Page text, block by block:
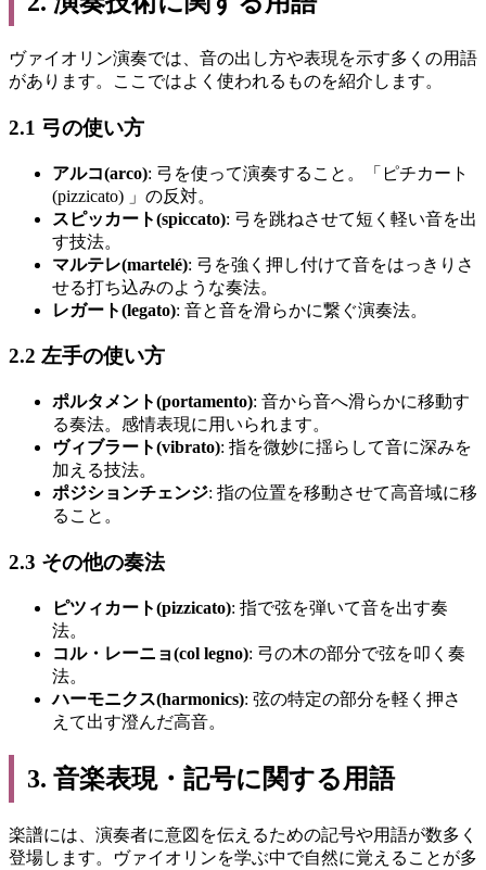
ヴァイオリン演奏では、音の出し方や表現を示す多くの用語
があります。ここではよく使われるものを紹介します。
2.1 弓の使い方
アルコ(arco): 弓を使って演奏すること。「ピチカート
(pizzicato) 」の反対。
スピッカート(spiccato): 弓を跳ねさせて短く軽い音を出
す技法。
マルテレ(martelé): 弓を強く押し付けて音をはっきりさ
せる打ち込みのような奏法。
レガート(legato): 音と音を滑らかに繋ぐ演奏法。
2.2 左手の使い方
ポルタメント(portamento): 音から音へ滑らかに移動す
る奏法。感情表現に用いられます。
ヴィブラート(vibrato): 指を微妙に揺らして音に深みを
加える技法。
ポジションチェンジ: 指の位置を移動させて高音域に移
ること。
2.3 その他の奏法
ピツィカート(pizzicato): 指で弦を弾いて音を出す奏
法。
コル・レーニョ(col legno): 弓の木の部分で弦を叩く奏
法。
ハーモニクス(harmonics): 弦の特定の部分を軽く押さ
えて出す澄んだ高音。
3. 音楽表現・記号に関する用語
楽譜には、演奏者に意図を伝えるための記号や用語が数多く
登場します。ヴァイオリンを学ぶ中で自然に覚えることが多